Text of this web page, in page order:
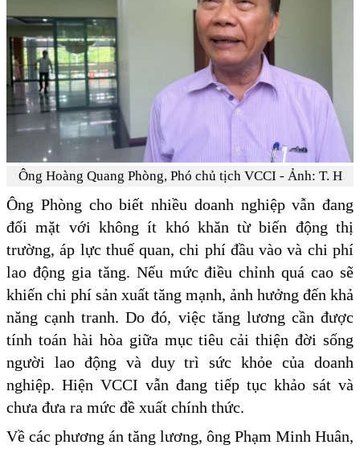
Ông Hoàng Quang Phòng, Phó chủ tịch VCCI - Ảnh: T. H
Ông Phòng cho biết nhiều doanh nghiệp vẫn đang
đối mặt với không ít khó khăn từ biến động thị
trường, áp lực thuế quan, chi phí đầu vào và chi phí
lao động gia tăng. Nếu mức điều chỉnh quá cao sẽ
khiến chi phí sản xuất tăng mạnh, ảnh hưởng đến khả
năng cạnh tranh. Do đó, việc tăng lương cần được
tính toán hài hòa giữa mục tiêu cải thiện đời sống
người lao động và duy trì sức khỏe của doanh
nghiệp. Hiện VCCI vẫn đang tiếp tục khảo sát và
chưa đưa ra mức đề xuất chính thức.
Về các phương án tăng lương, ông Phạm Minh Huân,